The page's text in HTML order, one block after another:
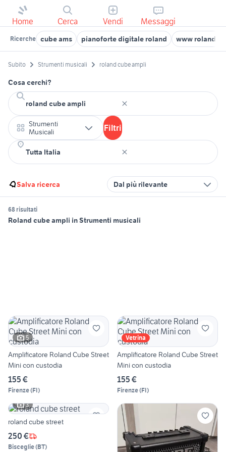
Home Cerca Vendi Messaggi
Ricerche cube ams pianoforte digitale roland www roland it
Subito Strumenti musicali roland cube ampli
Cosa cerchi?
Strumenti
Musicali
Filtri
Salva ricerca Dal più rilevante
68 risultati
Roland cube ampli in Strumenti musicali
5
Amplificatore Roland Cube Street
Mini con custodia
155 €
Firenze(FI)
Vetrina
Amplificatore Roland Cube Street
Mini con custodia
155 €
Firenze(FI)
3
roland cube street
250 €
Bisceglie(BT)